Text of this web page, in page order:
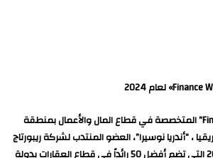
صنفت مجلة “Finance World” المتخصصة في قطاع المال والأعمال بمنطقة
، “أندريا نوسيرا”، العضو المنتدب لشركة ريبورتاج
العقارية، ضمن قائمة 2024 التي تضم أفضل 50 رائداً في قطاع العقارات بدولة